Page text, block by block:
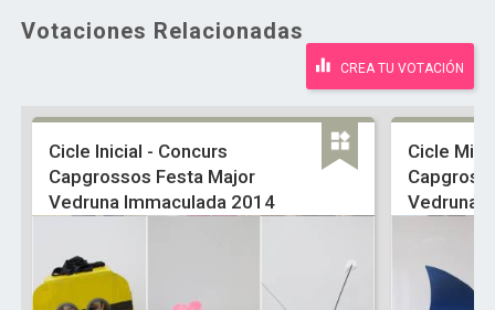
Votaciones Relacionadas
CREA TU VOTACIÓN
Cicle Inicial - Concurs
Capgrossos Festa Major
Vedruna Immaculada 2014
Cicle
Vedruna